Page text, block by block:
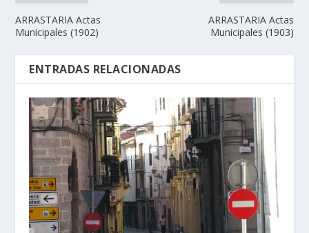
ARRASTARIA Actas
Municipales (1902)
ARRASTARIA Actas
Municipales (1903)
ENTRADAS RELACIONADAS